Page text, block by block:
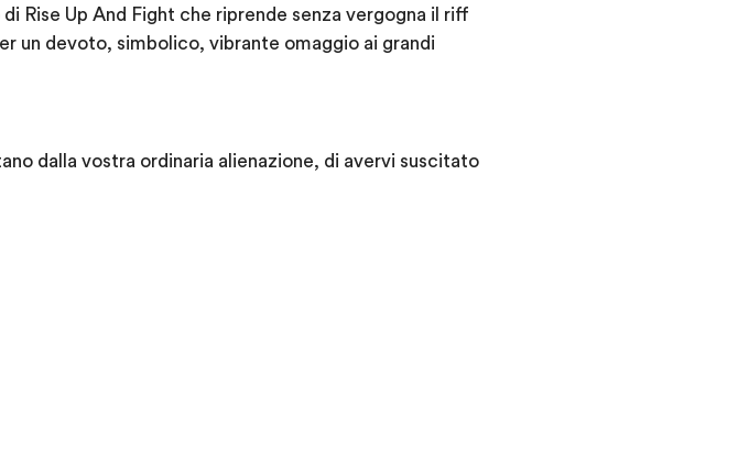
Rise Up And Fight che riprende senza vergogna il riff
un devoto, simbolico, vibrante omaggio ai grandi
dalla vostra ordinaria alienazione, di avervi suscitato